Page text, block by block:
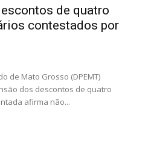
de quatro
contestados por
de Mato Grosso (DPEMT)
dos descontos de quatro
afirma não...